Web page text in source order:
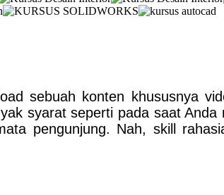
sebuah konten khususnya
syarat seperti pada saat
pengunjung. Nah, skill